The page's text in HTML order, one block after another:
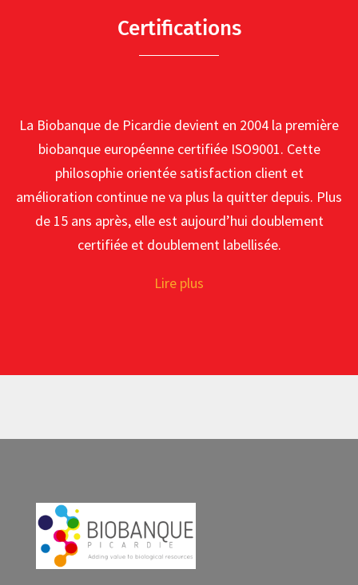
Certifications
La Biobanque de Picardie devient en 2004 la première
biobanque européenne certifiée ISO9001. Cette
philosophie orientée satisfaction client et
amélioration continue ne va plus la quitter depuis. Plus
de 15 ans après, elle est aujourd’hui doublement
certifiée et doublement labellisée.
Lire plus